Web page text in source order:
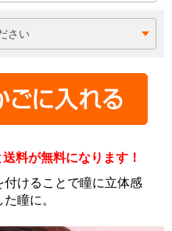
料が無料になります！
付けることで瞳に立体感
瞳に。